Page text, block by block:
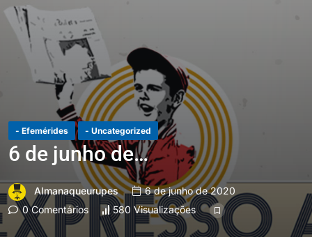
- Efemérides - Uncategorized
6 de junho de…
Almanaqueurupes
6 de junho de 2020
0 Comentários
580 Visualizações